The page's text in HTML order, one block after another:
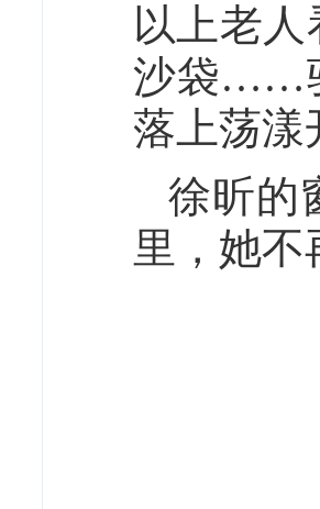
以上老
沙袋……
落上荡漾
徐昕的
里，她